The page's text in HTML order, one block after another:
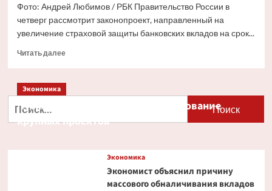
Фото: Андрей Любимов / РБК Правительство России в
четверг рассмотрит законопроект, направленный на
увеличение страховой защиты банковских вкладов на срок...
Читать далееПрочитать
Мишустин
анонсировал
страховки
Экономика
Путин и Костин обсудили кредитование
крупных проектов
Экономика
Экономист объяснил причину
массового обналичивания вкладов